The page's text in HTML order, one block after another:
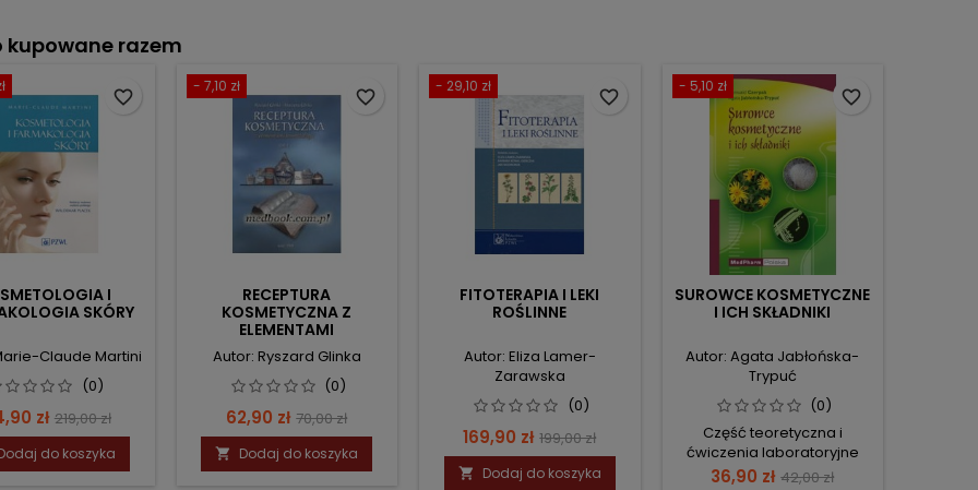
kupowane razem
I
SKÓRY
Claude Martini
(0)
zł Cena
podstawowa
219,00 zł
do koszyka
favorite_border
- 7,10 zł
RECEPTURA
KOSMETYCZNA Z
ELEMENTAMI
KOSMETOLOGII: TOM 1
Autor: Ryszard Glinka
(0)
Cena
62,90 zł Cena
podstawowa
70,00 zł
 Dodaj do koszyka
favorite_border
- 29,10 zł
FITOTERAPIA I LEKI
ROŚLINNE
Autor: Eliza Lamer-
Zarawska
(0)
Cena
169,90 zł Cena
podstawowa
199,00 zł
 Dodaj do koszyka
favorite_border
- 5,10 zł
SUROWCE KOSMETYCZNE
I ICH SKŁADNIKI
Autor: Agata Jabłońska-
Trypuć
(0)
Część teoretyczna i
ćwiczenia laboratoryjne
Cena
36,90 zł Cena
42,00 zł
favorite_border